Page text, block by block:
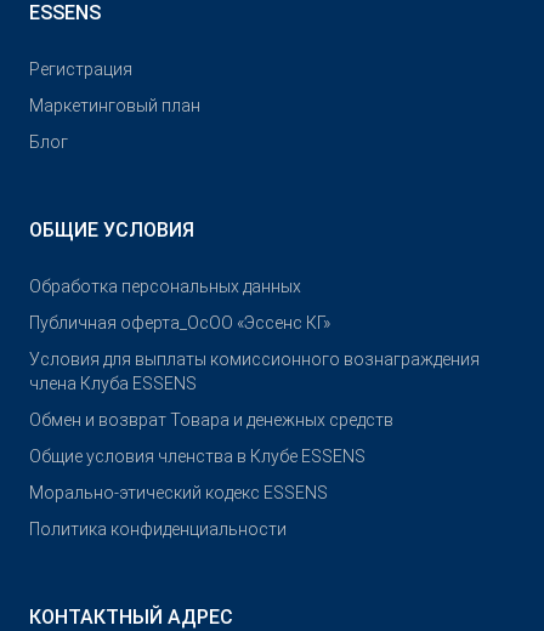
ESSENS
Pегистрация
Маркетинговый план
Блог
ОБЩИЕ УСЛОВИЯ
Обработка персональных данных
Публичная оферта_ОсОО «Эссенс КГ»
Условия для выплаты комиссионного вознаграждения
члена Клуба ESSENS
Обмен и возврат Товара и денежных средств
Общие условия членства в Клубе ESSENS
Морально-этический кодекс ESSENS
Политика конфиденциальности
КОНТАКТНЫЙ АДРЕС